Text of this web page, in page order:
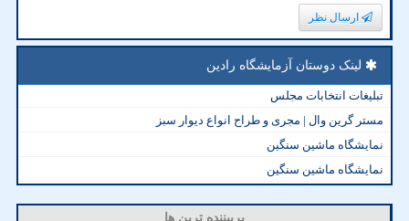
ارسال نظر
لینک دوستان آزمایشگاه رادین
تبلیغات انتخابات مجلس
مستر گرین وال | مجری و طراح انواع دیوار سبز
نمایشگاه ماشین سنگین
نمایشگاه ماشین سنگین
پربیننده ترین ها